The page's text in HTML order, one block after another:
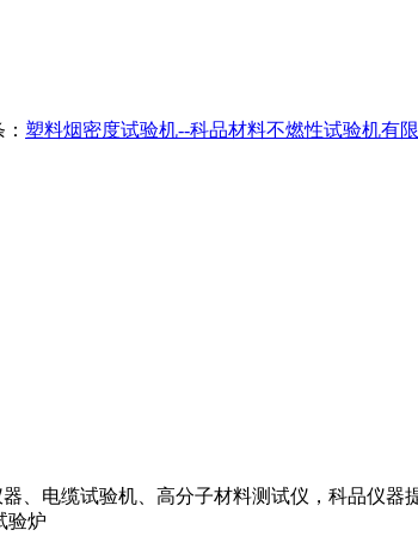
塑料烟密度试验机--科品材料不燃性试验机有
、电缆试验机、高分子材料测试仪，科品仪器
验炉